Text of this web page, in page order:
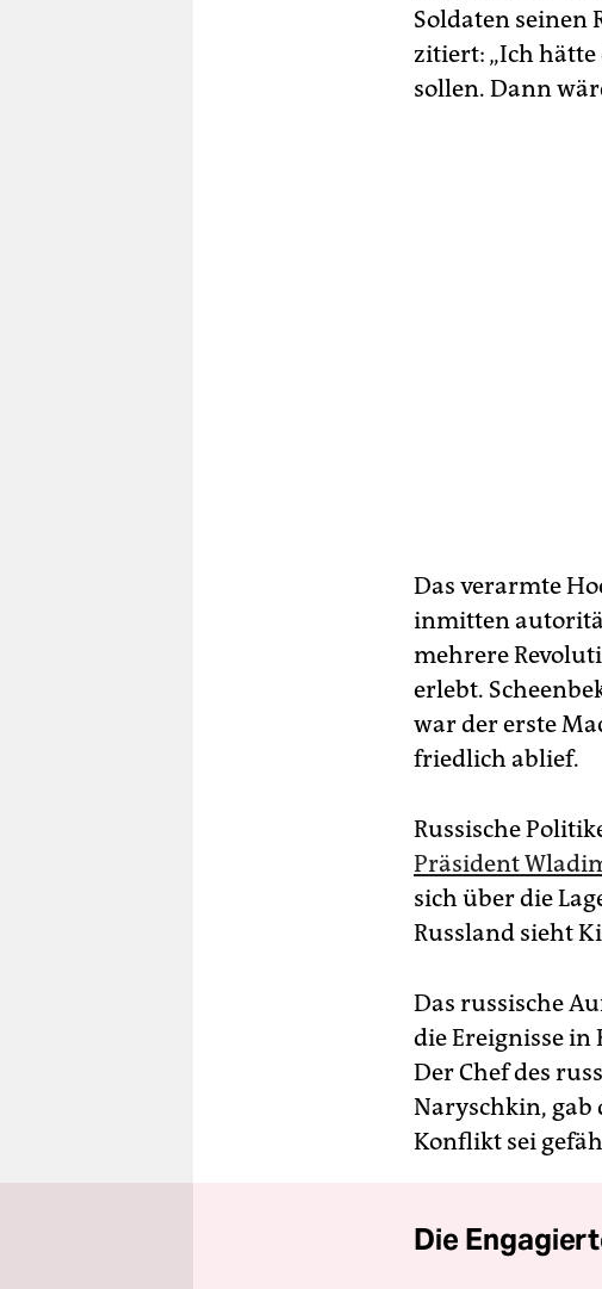
Soldaten seinen
zitiert: „Ich hätte
sollen. Dann
Das verarmte
inmitten
mehrere
erlebt.
war der erste
friedlich ablief.
Russische
Präsident
sich über die
Russland sieht
Das russische
die Ereignisse in
Der Chef des
Naryschkin, gab
Konflikt sei
Die